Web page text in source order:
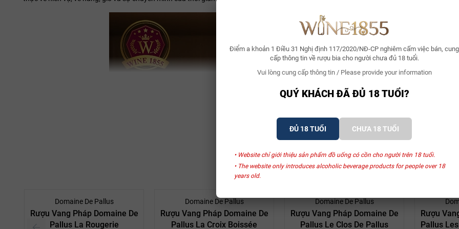
Điểm a khoản 1 Điều 31 Nghị định 117/2020/NĐ-CP nghiêm cấm việc bán, cung
cấp thông tin về rượu bia cho người chưa đủ 18 tuổi.
Vui lòng cung cấp thông tin / Please provide your information
QUÝ KHÁCH ĐÃ ĐỦ 18 TUỔI?
ĐỦ 18 TUỔI CHƯA 18 TUỔI
• Website chỉ giới thiệu sản phẩm đồ uống có cồn cho người trên 18 tuổi.
• The website only introduces alcoholic beverage products for people over 18
years old.
SẢN PHẨM LIÊN QUAN
Domaine De Pallus
Rượu Vang Pháp Domaine De
Pallus La Rougerie
- 10%
Domaine De Pallus
Rượu Vang Pháp Domaine De
Pallus La Croix Boissée
- 10%
Domaine De Pallus
Rượu Vang Pháp Domaine De
Pallus Le Clos De Pallus
Rượu
Pallus